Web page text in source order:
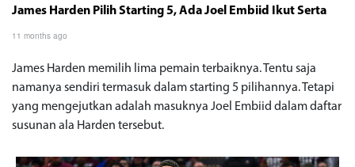
James Harden Pilih Starting 5, Ada Joel Embiid Ikut Serta
11 months ago
James Harden memilih lima pemain terbaiknya. Tentu saja
namanya sendiri termasuk dalam starting 5 pilihannya. Tetapi
yang mengejutkan adalah masuknya Joel Embiid dalam daftar
susunan ala Harden tersebut.